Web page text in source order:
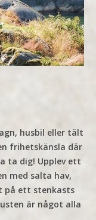
husbil eller tält
frihetskänsla där
ta dig! Upplev ett
med salta hav,
på ett stenkasts
är något alla